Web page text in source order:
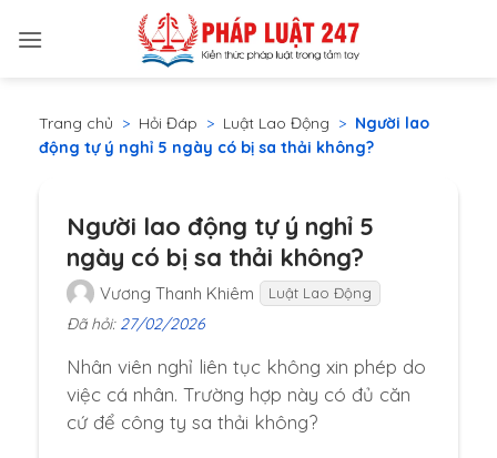
qua
Trang chủ > Hỏi Đáp > Luật Lao Động > Người lao
động tự ý nghỉ 5 ngày có bị sa thải không?
Người lao động tự ý nghỉ 5
ngày có bị sa thải không?
Vương Thanh Khiêm Luật Lao Động
Đã hỏi: 27/02/2026
Nhân viên nghỉ liên tục không xin phép do
việc cá nhân. Trường hợp này có đủ căn
cứ để công ty sa thải không?